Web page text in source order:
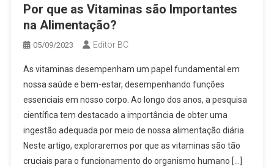
Por que as Vitaminas são Importantes
na Alimentação?
05/09/2023 Editor BC
As vitaminas desempenham um papel fundamental em
nossa saúde e bem-estar, desempenhando funções
essenciais em nosso corpo. Ao longo dos anos, a pesquisa
científica tem destacado a importância de obter uma
ingestão adequada por meio de nossa alimentação diária.
Neste artigo, exploraremos por que as vitaminas são tão
cruciais para o funcionamento do organismo humano […]